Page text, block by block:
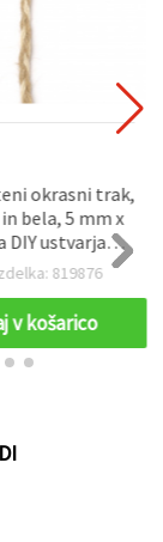
okrasni trak,
bela, 5 mm x
DIY ustvarjanje
819876
v košarico